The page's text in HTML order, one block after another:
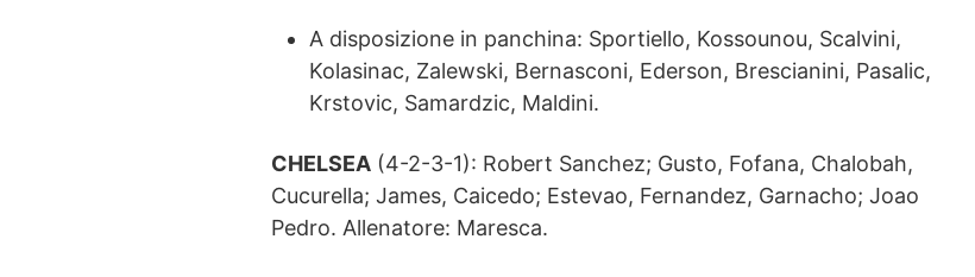
A disposizione in panchina: Sportiello, Kossounou, Scalvini,
Kolasinac, Zalewski, Bernasconi, Ederson, Brescianini, Pasalic,
Krstovic, Samardzic, Maldini.
CHELSEA (4-2-3-1): Robert Sanchez; Gusto, Fofana, Chalobah,
Cucurella; James, Caicedo; Estevao, Fernandez, Garnacho; Joao
Pedro. Allenatore: Maresca.